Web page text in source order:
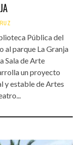
Pública del
al parque La Granja
Sala de Arte
un proyecto
y estable de Artes